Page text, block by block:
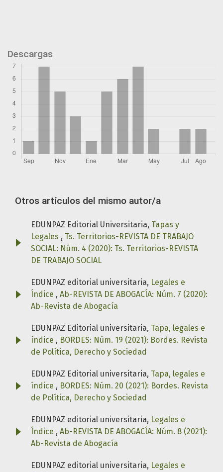
Descargas
Otros artículos del mismo autor/a
EDUNPAZ Editorial Universitaria, Tapas y
Legales , Ts. Territorios-REVISTA DE TRABAJO
SOCIAL: Núm. 4 (2020): Ts. Territorios-REVISTA
DE TRABAJO SOCIAL
EDUNPAZ editorial universitaria, Legales e
Índice , Ab-REVISTA DE ABOGACÍA: Núm. 7 (2020):
Ab-Revista de Abogacía
EDUNPAZ Editorial universitaria, Tapa, legales e
índice , BORDES: Núm. 19 (2021): Bordes. Revista
de Política, Derecho y Sociedad
EDUNPAZ Editorial universitaria, Tapa, legales e
índice , BORDES: Núm. 20 (2021): Bordes. Revista
de Política, Derecho y Sociedad
EDUNPAZ editorial universitaria, Legales e
Índice , Ab-REVISTA DE ABOGACÍA: Núm. 8 (2021):
Ab-Revista de Abogacía
EDUNPAZ editorial universitaria, Legales e